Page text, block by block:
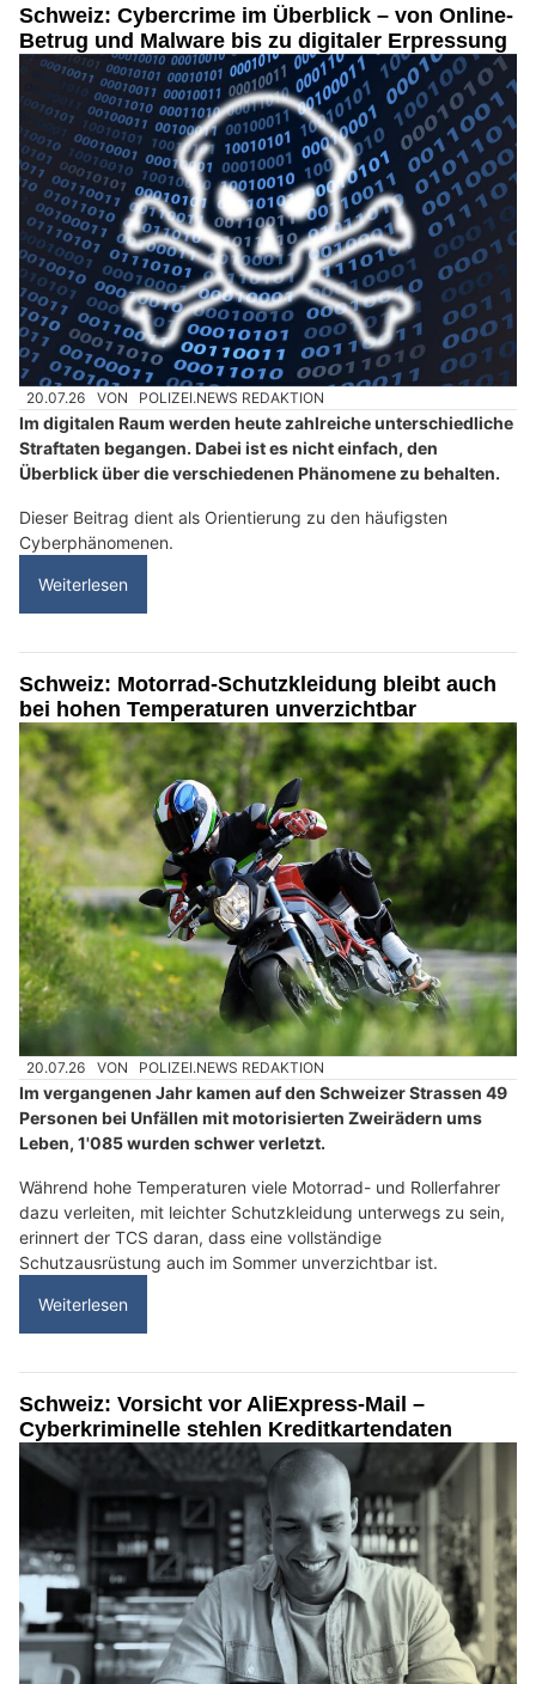
Schweiz: Cybercrime im Überblick – von Online-
Betrug und Malware bis zu digitaler Erpressung
20.07.26 VON POLIZEI.NEWS REDAKTION
Im digitalen Raum werden heute zahlreiche unterschiedliche
Straftaten begangen. Dabei ist es nicht einfach, den
Überblick über die verschiedenen Phänomene zu behalten.
Dieser Beitrag dient als Orientierung zu den häufigsten
Cyberphänomenen.
Weiterlesen
Schweiz: Motorrad-Schutzkleidung bleibt auch
bei hohen Temperaturen unverzichtbar
20.07.26 VON POLIZEI.NEWS REDAKTION
Im vergangenen Jahr kamen auf den Schweizer Strassen 49
Personen bei Unfällen mit motorisierten Zweirädern ums
Leben, 1'085 wurden schwer verletzt.
Während hohe Temperaturen viele Motorrad- und Rollerfahrer
dazu verleiten, mit leichter Schutzkleidung unterwegs zu sein,
erinnert der TCS daran, dass eine vollständige
Schutzausrüstung auch im Sommer unverzichtbar ist.
Weiterlesen
Schweiz: Vorsicht vor AliExpress-Mail –
Cyberkriminelle stehlen Kreditkartendaten